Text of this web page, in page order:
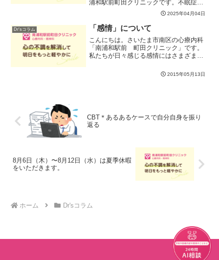
浦和駅前町田クリニックです。不眠症の
症状にはいくつかタイプがあることと、
お薬を使わない治療方法については、前
回のコラムでお伝えいたしましたね。今
回は、不眠症の薬物治療...
2025年04月04日
Dr'sコラム 「感情」について
こんにちは。さいたま市南区の心療内科
「南浦和駅前 町田クリニック」です。
私たちが日々感じる感情にはさまざまな
「気持ちが良い」というポジティブなも
のもあれば、「悲しい」「怒り」「こわ
2015年05月13日
CBT＊あるあるケースで自分自身を振り
返る
8月6日（木）〜8月12日（水）は夏季休暇
をいただきます。
ホーム Dr'sコラム
チャット